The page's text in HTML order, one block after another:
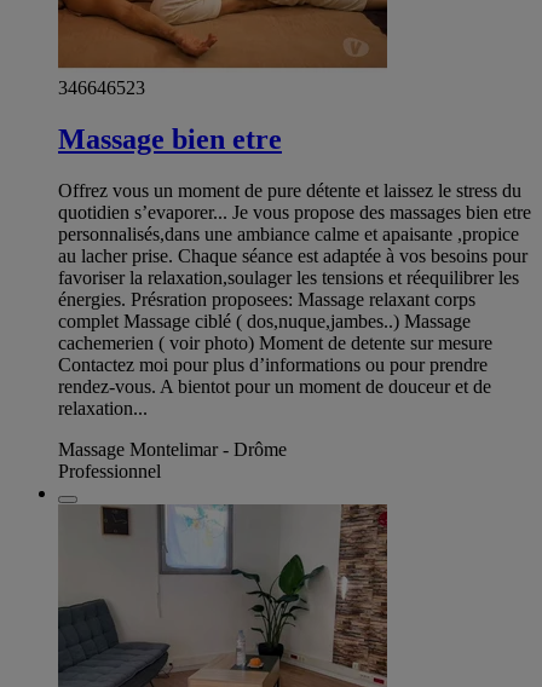
346646523
Massage bien etre
Offrez vous un moment de pure détente et laissez le stress du
quotidien s’evaporer... Je vous propose des massages bien etre
personnalisés,dans une ambiance calme et apaisante ,propice
au lacher prise. Chaque séance est adaptée à vos besoins pour
favoriser la relaxation,soulager les tensions et réequilibrer les
énergies. Présration proposees: Massage relaxant corps
complet Massage ciblé ( dos,nuque,jambes..) Massage
cachemerien ( voir photo) Moment de detente sur mesure
Contactez moi pour plus d’informations ou pour prendre
rendez-vous. A bientot pour un moment de douceur et de
relaxation...
Massage Montelimar - Drôme
Professionnel